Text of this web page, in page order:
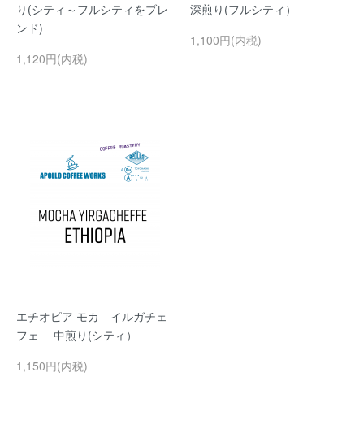
り(シティ～フルシティをブレ
ンド)
1,120円(内税)
深煎り(フルシティ）
1,100円(内税)
エチオピア モカ イルガチェ
フェ 中煎り(シティ）
1,150円(内税)